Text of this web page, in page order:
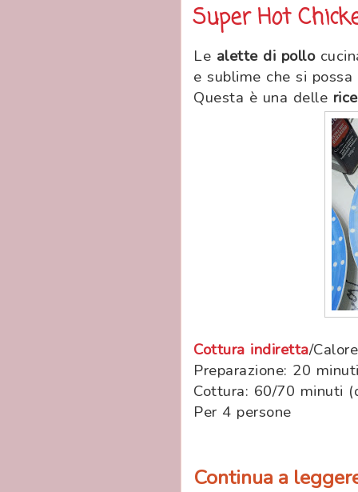
Super Hot
Le alette di pollo
e sublime che si
Questa è una delle
Cottura indiretta/
Preparazione: 20
Cottura: 60/70 minuti
Per 4 persone
Continua a